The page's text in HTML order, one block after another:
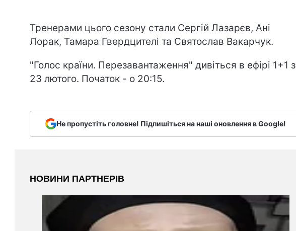
Тренерами цього сезону стали Сергій Лазарєв, Ані
Лорак, Тамара Гвердцителі та Святослав Вакарчук.
"Голос країни. Перезавантаження" дивіться в ефірі 1+1 з
23 лютого. Початок - о 20:15.
Не пропустіть головне! Підпишіться на наші оновлення в Google!